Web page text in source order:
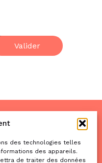
des technologies telles
des appareils.
de traiter des données